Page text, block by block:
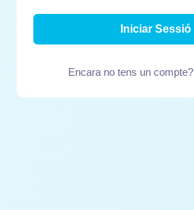
Iniciar Sessió
Encara no tens un compte?